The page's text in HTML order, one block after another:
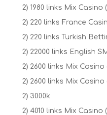
2) 1980 links Mix Casino
2) 220 links France
2) 220 links Turkish
2) 22000 links English
2) 2600 links Mix
2) 2600 links Mix
2) 3000k
2) 4010 links Mix Casino